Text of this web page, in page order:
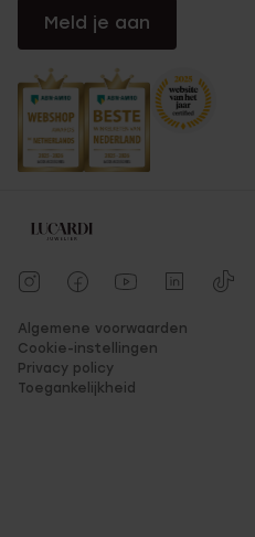
Meld je aan
Algemene voorwaarden
Cookie-instellingen
Privacy policy
Toegankelijkheid